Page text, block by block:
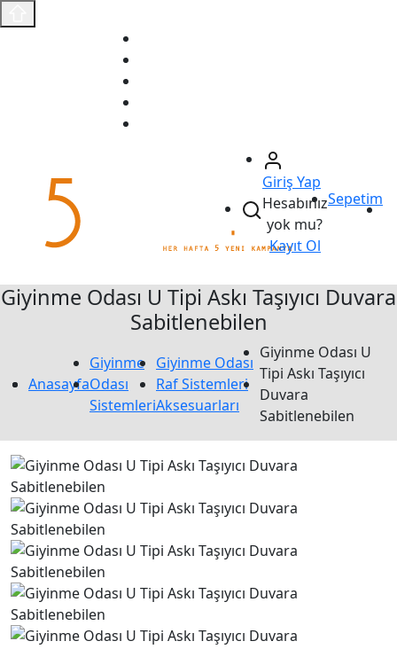
Giriş Yap
Hesabınız
yok mu?
Kayıt Ol
Sepetim
Giyinme Odası U Tipi Askı Taşıyıcı Duvara
Sabitlenebilen
Anasayfa
Giyinme
Odası
Sistemleri
Giyinme Odası
Raf Sistemleri
Aksesuarları
Giyinme Odası U
Tipi Askı Taşıyıcı
Duvara
Sabitlenebilen